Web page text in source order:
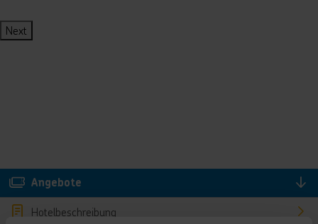
Next
Angebote
Hotelbeschreibung